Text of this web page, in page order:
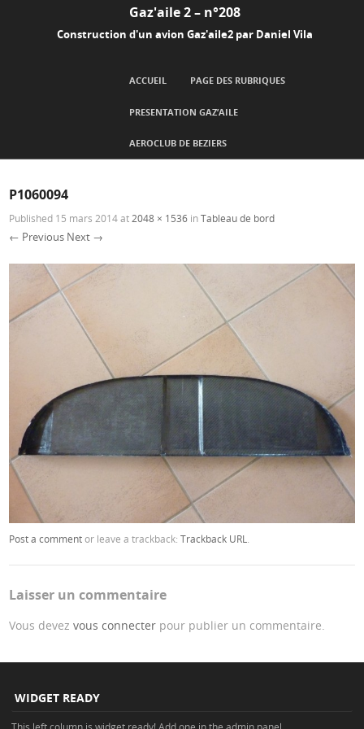
Gaz'aile 2 – n°208
Construction d'un avion Gaz'aile2 par Daniel Vila
SKIP TO CONTENT
ACCUEIL PAGE DES RUBRIQUES
PRESENTATION GAZ’AILE
AEROCLUB DE BEZIERS
P1060094
Published 15 mars 2014at 2048 × 1536 inTableau de bord
← Previous Next →
Post a commentor leave a trackback:Trackback URL
Laisser un commentaire
Vous devezvous connecter pour publier un commentaire.
WIDGET READY